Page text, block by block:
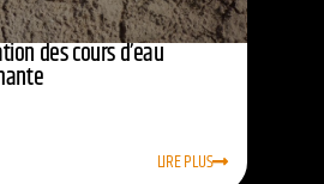
des cours d’eau
LIRE PLUS